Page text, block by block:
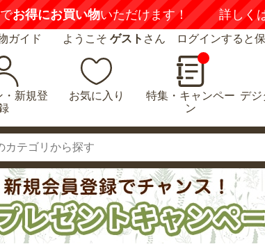
お得にお買い物いただけます！ 詳しく
ガイド ようこそ ゲスト さん ログインすると保
・新規登
お気に入り
特集・キャンペー
ン
デジ